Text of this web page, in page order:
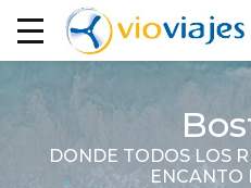
DONDE TODOS LOS
ENCANTO